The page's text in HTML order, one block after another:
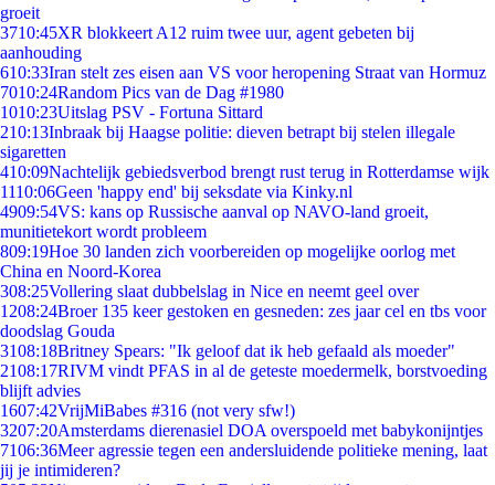
groeit
3710:45XR blokkeert A12 ruim twee uur, agent gebeten bij
aanhouding
610:33Iran stelt zes eisen aan VS voor heropening Straat van Hormuz
7010:24Random Pics van de Dag #1980
1010:23Uitslag PSV - Fortuna Sittard
210:13Inbraak bij Haagse politie: dieven betrapt bij stelen illegale
sigaretten
410:09Nachtelijk gebiedsverbod brengt rust terug in Rotterdamse wijk
1110:06Geen 'happy end' bij seksdate via Kinky.nl
4909:54VS: kans op Russische aanval op NAVO-land groeit,
munitietekort wordt probleem
809:19Hoe 30 landen zich voorbereiden op mogelijke oorlog met
China en Noord-Korea
308:25Vollering slaat dubbelslag in Nice en neemt geel over
1208:24Broer 135 keer gestoken en gesneden: zes jaar cel en tbs voor
doodslag Gouda
3108:18Britney Spears: "Ik geloof dat ik heb gefaald als moeder"
2108:17RIVM vindt PFAS in al de geteste moedermelk, borstvoeding
blijft advies
1607:42VrijMiBabes #316 (not very sfw!)
3207:20Amsterdams dierenasiel DOA overspoeld met babykonijntjes
7106:36Meer agressie tegen een andersluidende politieke mening, laat
jij je intimideren?